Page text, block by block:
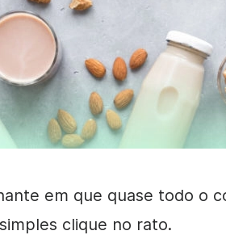
em que quase todo o
clique no rato.